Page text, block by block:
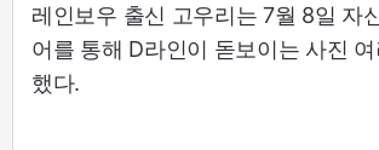
레인보우 출신 고우리는 7월 8일 자
어를 통해 D라인이 돋보이는 사진
했다.